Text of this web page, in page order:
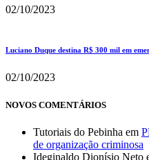
02/10/2023
Luciano Duque destina R$ 300 mil em
02/10/2023
NOVOS COMENTÁRIOS
Tutoriais do Pebinha em
de organização criminosa
Ideginaldo Dionísio Neto